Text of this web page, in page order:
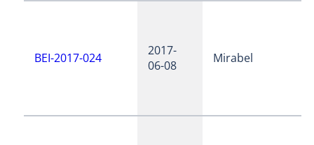
BEI-2017-024
2017-
06-08
Mirabel